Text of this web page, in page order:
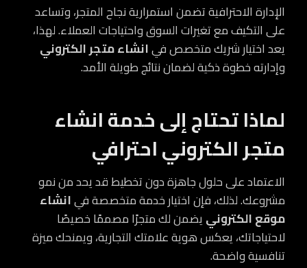
الإدارة الاحترافية تضمن استمرارية نجاح المتجر، وتساعد
على التكيف مع تغيرات السوق واحتياجات العملاء. لهذا،
يعد اختيار شريك متخصص فيانشاء متجر الكتروني
وإدارته خطوة ذكية لضمان نتائج طويلة الأمد.
لماذا تحتاج إلى خدمة انشاء
متجر الكتروني احترافي
الاعتماد على حلول جاهزة دون تخطيط قد يحد من نمو
مشروعك. لذلك، فإن اختيار خدمة متخصصة فيانشاء
موقع الكترونييضمن لك متجرًا مصممًا خصيصًا
لاحتياجاتك، يعكس هوية علامتك التجارية، ويمنحك ميزة
تنافسية واضحة.